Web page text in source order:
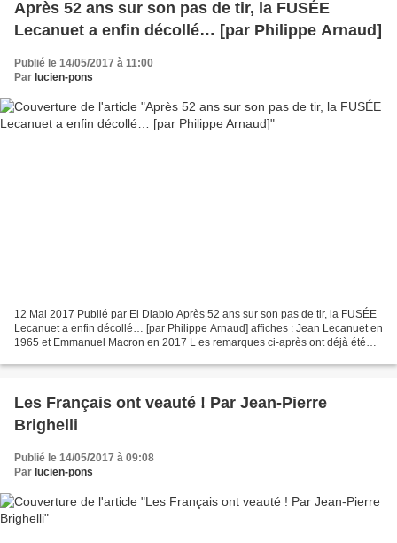
Après 52 ans sur son pas de tir, la FUSÉE
Lecanuet a enfin décollé… [par Philippe Arnaud]
Publié le 14/05/2017 à 11:00
Par lucien-pons
12 Mai 2017 Publié par El Diablo Après 52 ans sur son pas de tir, la FUSÉE
Lecanuet a enfin décollé… [par Philippe Arnaud] affiches : Jean Lecanuet en
1965 et Emmanuel Macron en 2017 L es remarques ci-après ont déjà été
Les Français ont veauté ! Par Jean-Pierre
Brighelli
Publié le 14/05/2017 à 09:08
Par lucien-pons